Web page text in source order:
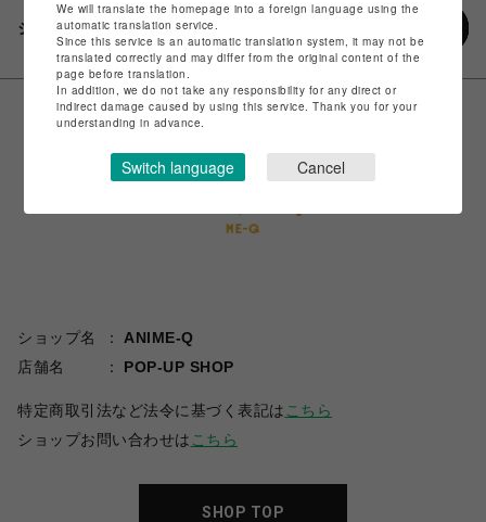
シェアする
ショップ名
ANIME-Q
店舗名
POP-UP SHOP
特定商取引法など法令に基づく表記は こちら
ショップお問い合わせは こちら
SHOP TOP
We will translate the homepage into a foreign language using the
automatic translation service.
Since this service is an automatic translation system, it may not be
translated correctly and may differ from the original content of the
page before translation.
In addition, we do not take any responsibility for any direct or
indirect damage caused by using this service. Thank you for your
understanding in advance.
Switch language Cancel